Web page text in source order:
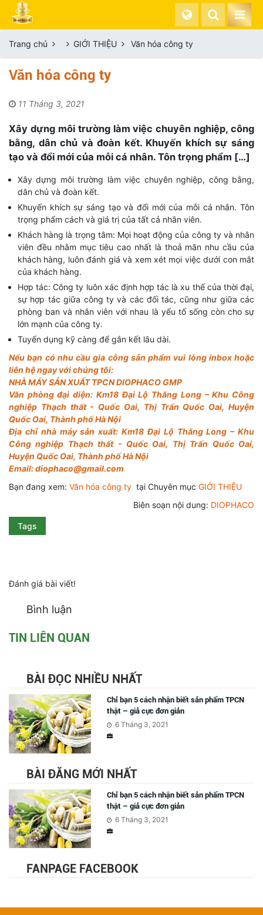
Trang chủ GIỚI THIỆU Văn hóa công ty
Văn hóa công ty
11 Tháng 3, 2021
Xây dựng môi trường làm việc chuyên nghiệp, công
bằng, dân chủ và đoàn kết. Khuyến khích sự sáng
tạo và đổi mới của mỗi cá nhân. Tôn trọng phẩm […]
Xây dựng môi trường làm việc chuyên nghiệp, công bằng,
dân chủ và đoàn kết.
Khuyến khích sự sáng tạo và đổi mới của mỗi cá nhân. Tôn
trọng phẩm cách và giá trị của tất cả nhân viên.
Khách hàng là trọng tâm: Mọi hoạt động của công ty và nhân
viên đều nhằm mục tiêu cao nhất là thoả mãn nhu cầu của
khách hàng, luôn đánh giá và xem xét mọi việc dưới con mắt
của khách hàng.
Hợp tác: Công ty luôn xác định hợp tác là xu thế của thời đại,
sự hợp tác giữa công ty và các đối tác, cũng như giữa các
phòng ban và nhân viên với nhau là yếu tố sống còn cho sự
lớn mạnh của công ty.
Tuyển dụng kỹ càng để gắn kết lâu dài.
Nếu bạn có nhu cầu gia công sản phẩm vui lòng inbox hoặc
liên hệ ngay với chúng tôi:
NHÀ MÁY SẢN XUẤT TPCN DIOPHACO GMP
Văn phòng đại diện: Km18 Đại Lộ Thăng Long – Khu Công
nghiệp Thạch thất - Quốc Oai, Thị Trấn Quốc Oai, Huyện
Quốc Oai, Thành phố Hà Nội
Địa chỉ nhà máy sản xuất: Km18 Đại Lộ Thăng Long – Khu
Công nghiệp Thạch thất - Quốc Oai, Thị Trấn Quốc Oai,
Huyện Quốc Oai, Thành phố Hà Nội
Email: diophaco@gmail.com
Bạn đang xem: Văn hóa công ty tại Chuyên mục GIỚI THIỆU
Biên soạn nội dung: DIOPHACO
Tags
Đánh giá bài viết!
Bình luận
TIN LIÊN QUAN
BÀI ĐỌC NHIỀU NHẤT
Chỉ bạn 5 cách nhận biết sản phẩm TPCN
thật – giả cực đơn giản
6 Tháng 3, 2021
BÀI ĐĂNG MỚI NHẤT
Chỉ bạn 5 cách nhận biết sản phẩm TPCN
thật – giả cực đơn giản
6 Tháng 3, 2021
FANPAGE FACEBOOK